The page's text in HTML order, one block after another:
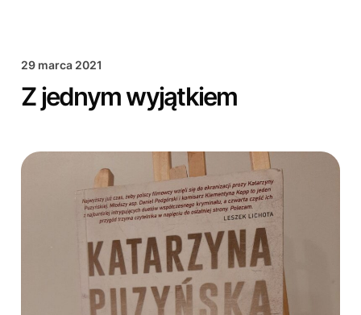
29 marca 2021
Z jednym wyjątkiem